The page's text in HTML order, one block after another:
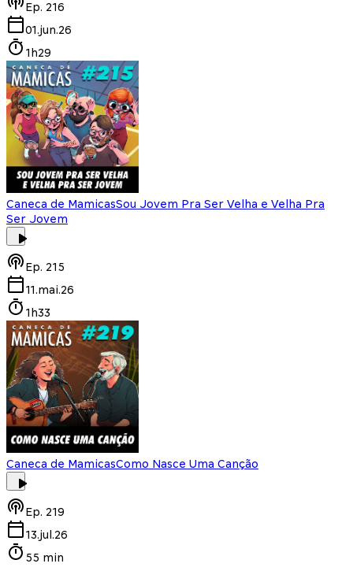
Ep. 216
01.jun.26
1h29
Caneca de MamicasSou Jovem Pra Ser Velha e Velha Pra
Ser Jovem
Ep. 215
11.mai.26
1h33
Caneca de MamicasComo Nasce Uma Canção
Ep. 219
13.jul.26
55 min